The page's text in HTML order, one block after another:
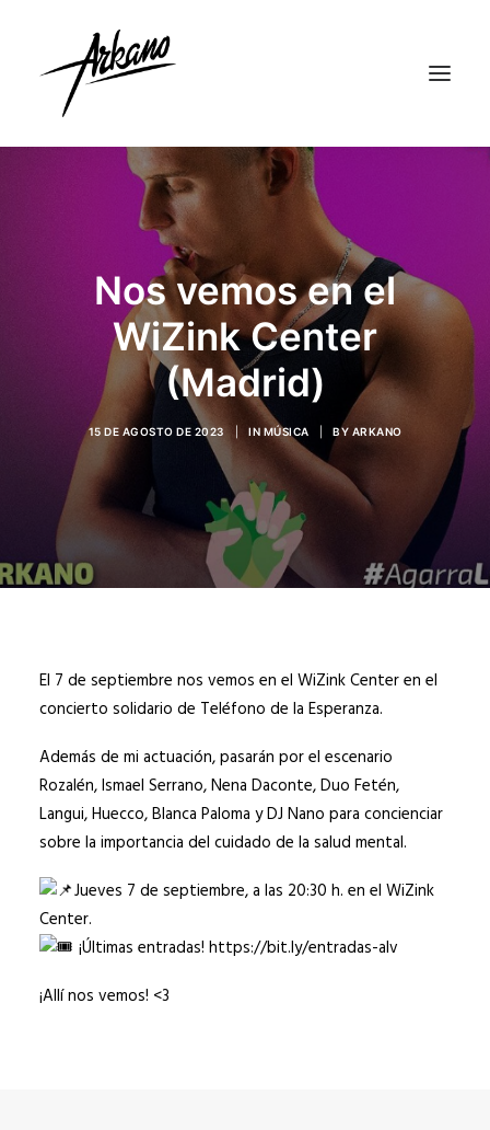
Nos vemos en el
WiZink Center
(Madrid)
15 DE AGOSTO DE 2023 IN MÚSICA BY ARKANO
El 7 de septiembre nos vemos en el WiZink Center en el
concierto solidario de Teléfono de la Esperanza.
Además de mi actuación, pasarán por el escenario
Rozalén, Ismael Serrano, Nena Daconte, Duo Fetén,
Langui, Huecco, Blanca Paloma y DJ Nano para concienciar
sobre la importancia del cuidado de la salud mental.
Jueves 7 de septiembre, a las 20:30 h. en el WiZink
Center.
¡Últimas entradas! https://bit.ly/entradas-alv
¡Allí nos vemos! <3